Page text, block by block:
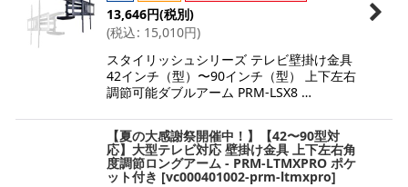
13,646円(税別)
(税込: 15,010円)
スタイリッシュシリーズ テレビ壁掛け金具
42インチ（型）〜90インチ（型） 上下左右
調節可能ダブルアーム PRM-LSX8 …
【夏の大感謝祭開催中！】【42〜90型対
応】大型テレビ対応 壁掛け金具 上下左右角
度調節ロングアーム - PRM-LTMXPRO ポケ
ット付き [vc000401002-prm-ltmxpro]